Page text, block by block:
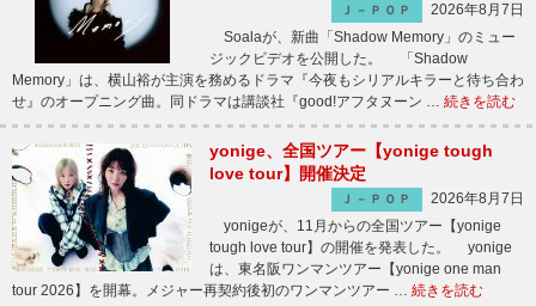
Ｊ－ＰＯＰ
2026年8月7日
Soalaが、新曲「Shadow Memory」のミュー
ジックビデオを公開した。 「Shadow
Memory」は、横山裕が主演を務めるドラマ『今夜もシリアルキラーと待ち合わ
せ』のオープニング曲。同ドラマは講談社『good!アフタヌーン … 続きを読む
yonige、全国ツアー【yonige tough
love tour】開催決定
Ｊ－ＰＯＰ
2026年8月7日
yonigeが、11月からの全国ツアー【yonige
tough love tour】の開催を発表した。 yonige
は、東名阪ワンマンツアー【yonige one man
tour 2026】を開幕。メジャー再契約後初のワンマンツアー … 続きを読む